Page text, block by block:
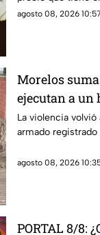
agosto de 2026.
agosto 08, 2026
Morelos
ejecutan a un
La violencia
armado
agosto 08, 2026
PORTAL 8/8: